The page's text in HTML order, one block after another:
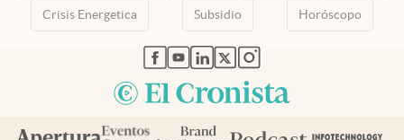
Crisis Energetica Subsidio Horóscopo
abre en nueva pestaña
abre en nueva pestaña
abre en nueva pestaña
abre en nueva pestaña
abre en nueva pestaña